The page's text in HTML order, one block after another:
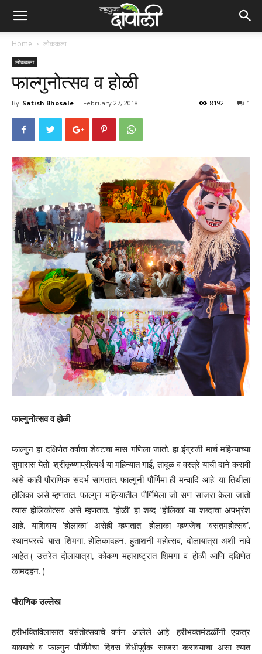
Home लोककला
लोककला
फाल्गुनोत्सव व होळी
By Satish Bhosale - February 27, 2018 1
8192
फाल्गुनोत्सव व होळी
फाल्गुन हा दक्षिणेत वर्षाचा शेवटचा मास गणिला जातो. हा इंग्रजी मार्च महिन्याच्या
सुमारास येतो. श्रीकृष्णाप्रीत्यर्थ या महिन्यात गाई, तांदूळ व वस्त्रे यांची दाने करावी
असे काही पौराणिक संदर्भ सांगतात. फाल्गुनी पौर्णिमा ही मन्वादि आहे. या तिथीला
होलिका असे म्हणतात. फाल्गुन महिन्यातील पौर्णिमेला जो सण साजरा केला जातो
त्यास होलिकोत्सव असे म्हणतात. ‘होळी’ हा शब्द ‘होलिका’ या शब्दाचा अपभ्रंश
आहे. याशिवाय ‘होलाका’ असेही म्हणतात. होलाका म्हणजेच ‘वसंतमहोत्सव’.
स्थानपरत्वे यास शिमगा, होलिकादहन, हुताशनी महोत्सव, दोलायात्रा अशी नावे
आहेत.( उत्तरेत दोलायात्रा, कोकण महाराष्ट्रात शिमगा व होळी आणि दक्षिणेत
कामदहन. )
पौराणिक उल्लेख
हरीभक्तिविलासात वसंतोत्सवाचे वर्णन आलेले आहे. हरीभक्तमंडळींनी एकत्र
यावयाचे व फाल्गुन पौर्णिमेचा दिवस विधीपूर्वक साजरा करावयाचा असा त्यात